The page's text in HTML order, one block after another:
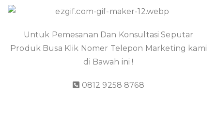
Untuk Pemesanan Dan Konsultasi Seputar
Produk Busa Klik Nomer Telepon Marketing kami
di Bawah ini !
0812 9258 8768